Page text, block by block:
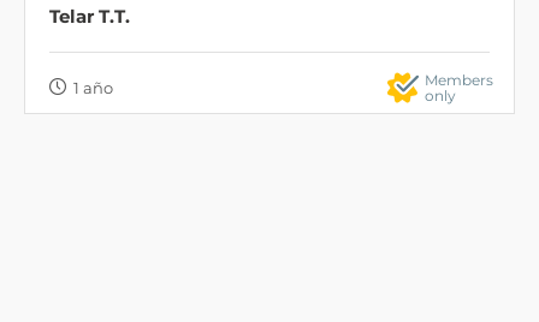
Telar T.T.
1 año
Members
only